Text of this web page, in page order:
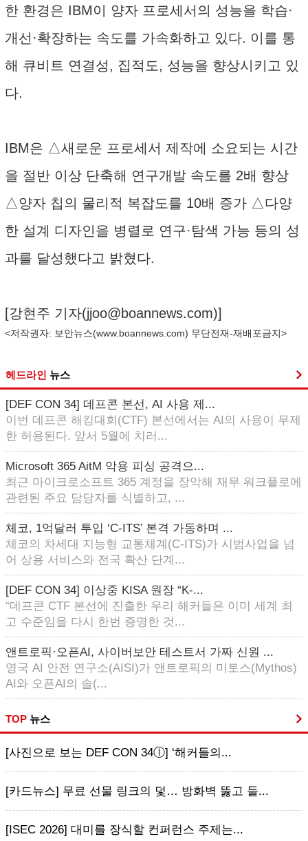
한 환경은 IBM이 양자 프로세서의 성능을 학습·
개선·확장하는 속도를 가속화하고 있다. 이를 통
해 큐비트 연결성, 집적도, 성능을 향상시키고 있
다.
IBM은 △새로운 프로세서 제작에 소요되는 시간
을 절반 이상 단축해 연구개발 속도를 2배 향상
△양자 칩의 물리적 복잡도를 10배 증가 △다양
한 설계 디자인을 병렬로 연구·탐색 가능 등의 성
과를 달성했다고 밝혔다.
[강현주 기자(jjoo@boannews.com)]
<저작권자: 보안뉴스(www.boannews.com) 무단전재-재배포금지>
헤드라인 뉴스
[DEF CON 34] 데프콘 본선, AI 사용 제...
이번 데프콘 해킹대회(CTF) 본선에서는 AI의 사용이 무제
한 허용된다. 앞서 5월에 치러...
Microsoft 365 AitM 악용 피싱 공격으...
최근 마이크로소프트 365 계정을 장악해 재무 워크플로에
관련된 주요 담당자를 식별하고, ...
체코, 1억달러 투입 ‘C-ITS’ 본격 가동하며 ...
체코의 차세대 지능형 교통체계(C-ITS)가 시범사업을 넘
어 상용 서비스와 전국 확산 단계...
[DEF CON 34] 이상중 KISA 원장 “K-...
“데프콘 CTF 본선에 진출한 우리 해커들은 이미 세계 최
고 수준임을 다시 한번 증명한 것...
앤트로픽·오픈AI, 사이버보안 테스트서 가짜 신원 ...
영국 AI 안전 연구소(AISI)가 앤트로픽의 미토스(Mythos)
AI와 오픈AI의 솔(...
TOP 뉴스
[사진으로 보는 DEF CON 34ⓛ] ‘해커들의...
[카드뉴스] 무료 선물 링크의 덫… 방화벽 뚫고 들...
[ISEC 2026] 대미를 장식할 컨퍼런스 주제는...